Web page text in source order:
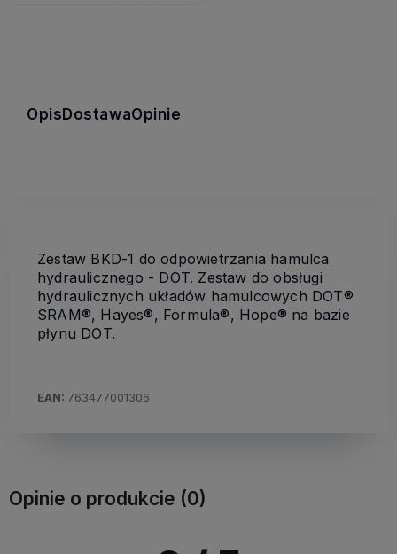
OpisDostawaOpinie
Zestaw BKD-1 do odpowietrzania hamulca
hydraulicznego - DOT. Zestaw do obsługi
hydraulicznych układów hamulcowych DOT®
SRAM®, Hayes®, Formula®, Hope® na bazie
płynu DOT.
EAN: 763477001306
Opinie o produkcie (0)